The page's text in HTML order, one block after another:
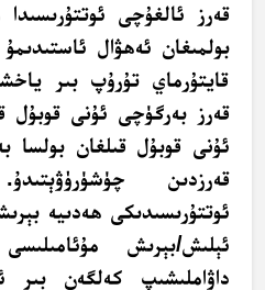
قەرز ئالغۇچى
بولمىغان ئەھۋال
قايتۇرماي تۇرۇپ بىر
قەرز بەرگۈچى ئۇنى قوبۇل
ئۇنى قوبۇل قىلغان بولسا
قەرزدىن
ئوتتۇرىسىدىكى ھەدىيە
ئېلىش/بېرىش
داۋاملىشىپ كەلگەن بىر